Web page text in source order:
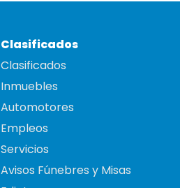
Clasificados
Clasificados
Inmuebles
Automotores
Empleos
Servicios
Avisos Fúnebres y Misas